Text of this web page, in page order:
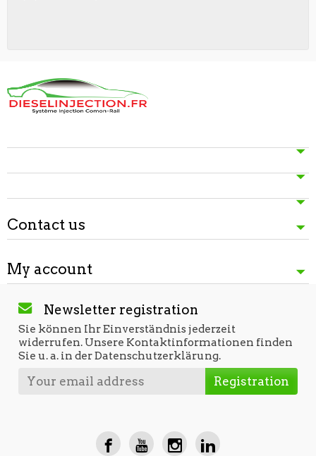
Contact us
My account
Newsletter registration
Sie können Ihr Einverständnis jederzeit
widerrufen. Unsere Kontaktinformationen finden
Sie u. a. in der Datenschutzerklärung.